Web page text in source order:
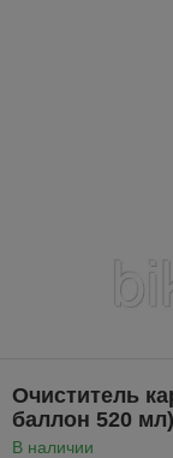
Очиститель
баллон 520 мл)
В наличии